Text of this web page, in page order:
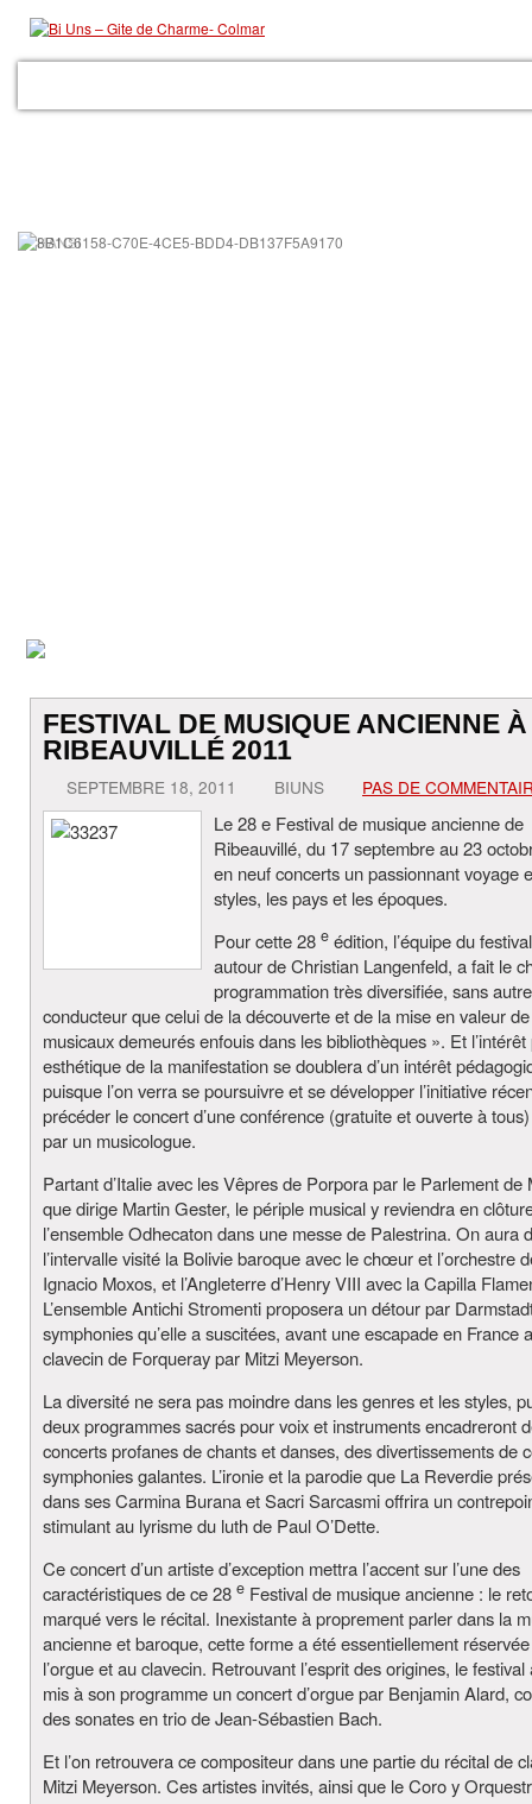
FESTIVAL DE MUSIQUE ANCIENNE À
RIBEAUVILLÉ 2011
SEPTEMBRE 18, 2011 BIUNS PAS DE
Le 28 e Festival de musique ancienne de
Ribeauvillé, du 17 septembre au 23
en neuf concerts un passionnant voyage
styles, les pays et les époques.
Pour cette 28 e édition, l’équipe du
autour de Christian Langenfeld, a fait le
programmation très diversifiée, sans
conducteur que celui de la découverte et de la mise en valeur
musicaux demeurés enfouis dans les bibliothèques ». Et
esthétique de la manifestation se doublera d’un intérêt
puisque l’on verra se poursuivre et se développer l’initiative
précéder le concert d’une conférence (gratuite et ouverte à
par un musicologue.
Partant d’Italie avec les Vêpres de Porpora par le Parlement de
que dirige Martin Gester, le périple musical y reviendra en
l’ensemble Odhecaton dans une messe de Palestrina. On aura
l’intervalle visité la Bolivie baroque avec le chœur et l’orchestre
Ignacio Moxos, et l’Angleterre d’Henry VIII avec la Capilla
L’ensemble Antichi Stromenti proposera un détour par
symphonies qu’elle a suscitées, avant une escapade en France
clavecin de Forqueray par Mitzi Meyerson.
La diversité ne sera pas moindre dans les genres et les styles,
deux programmes sacrés pour voix et instruments encadreront
concerts profanes de chants et danses, des divertissements de
symphonies galantes. L’ironie et la parodie que La Reverdie
dans ses Carmina Burana et Sacri Sarcasmi offrira un
stimulant au lyrisme du luth de Paul O’Dette.
Ce concert d’un artiste d’exception mettra l’accent sur l’une des
caractéristiques de ce 28 e Festival de musique ancienne : le
marqué vers le récital. Inexistante à proprement parler dans la
ancienne et baroque, cette forme a été essentiellement
l’orgue et au clavecin. Retrouvant l’esprit des origines, le festival
mis à son programme un concert d’orgue par Benjamin Alard,
des sonates en trio de Jean-Sébastien Bach.
Et l’on retrouvera ce compositeur dans une partie du récital de
Mitzi Meyerson. Ces artistes invités, ainsi que le Coro y